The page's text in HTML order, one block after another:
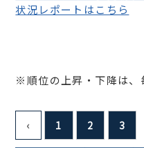
状況レポートはこちら
※順位の上昇・下降は、
‹ 1 2 3